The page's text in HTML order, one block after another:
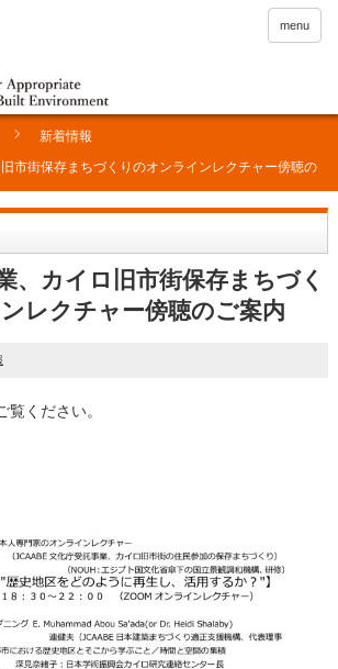
menu
新着情報
市街保存まちづくりのオンラインレクチャー傍聴の
、カイロ旧市街保存まちづく
レクチャー傍聴のご案内
ください。